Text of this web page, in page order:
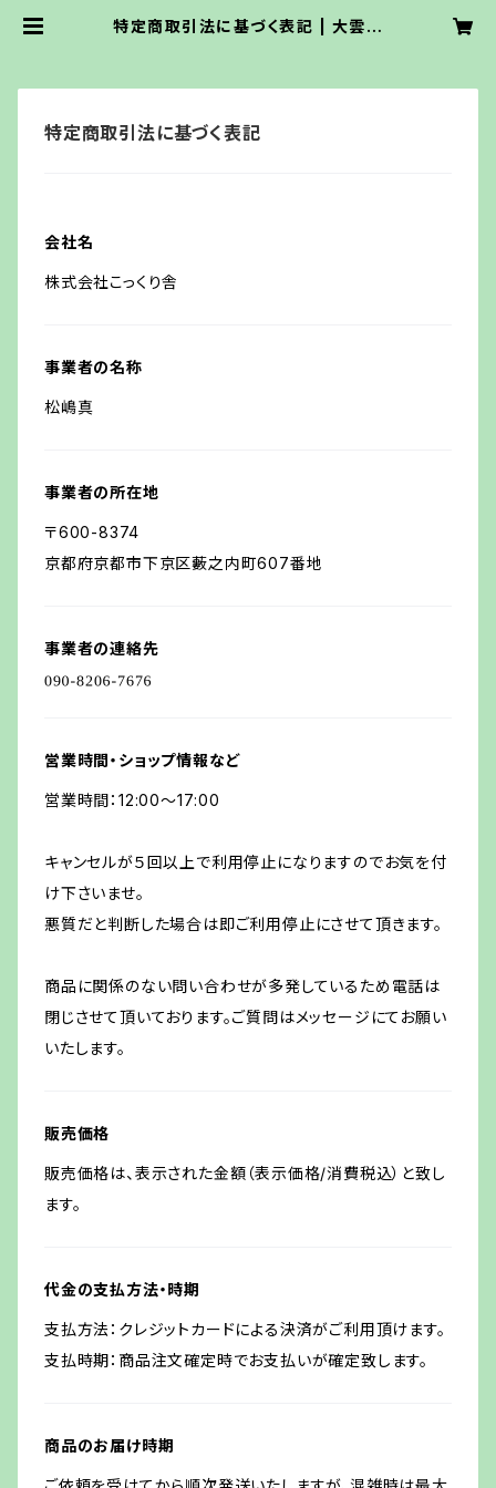
特定商取引法に基づく表記 | 大雲の
特定商取引法に基づく表記
会社名
株式会社こっくり舎
事業者の名称
松嶋真
事業者の所在地
〒600-8374
京都府京都市下京区藪之内町607番地
事業者の連絡先
営業時間・ショップ情報など
営業時間：12:00～17:00
キャンセルが５回以上で利用停止になりますのでお気を付
け下さいませ。
悪質だと判断した場合は即ご利用停止にさせて頂きます。
商品に関係のない問い合わせが多発しているため電話は
閉じさせて頂いております。ご質問はメッセージにてお願い
いたします。
販売価格
販売価格は、表示された金額（表示価格/消費税込）と致し
ます。
代金の支払方法・時期
支払方法：クレジットカードによる決済がご利用頂けます。
支払時期：商品注文確定時でお支払いが確定致します。
商品のお届け時期